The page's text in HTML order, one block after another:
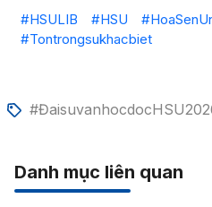
#HSULIB #HSU
#Tontrongsukhacbiet
Danh mục liên quan